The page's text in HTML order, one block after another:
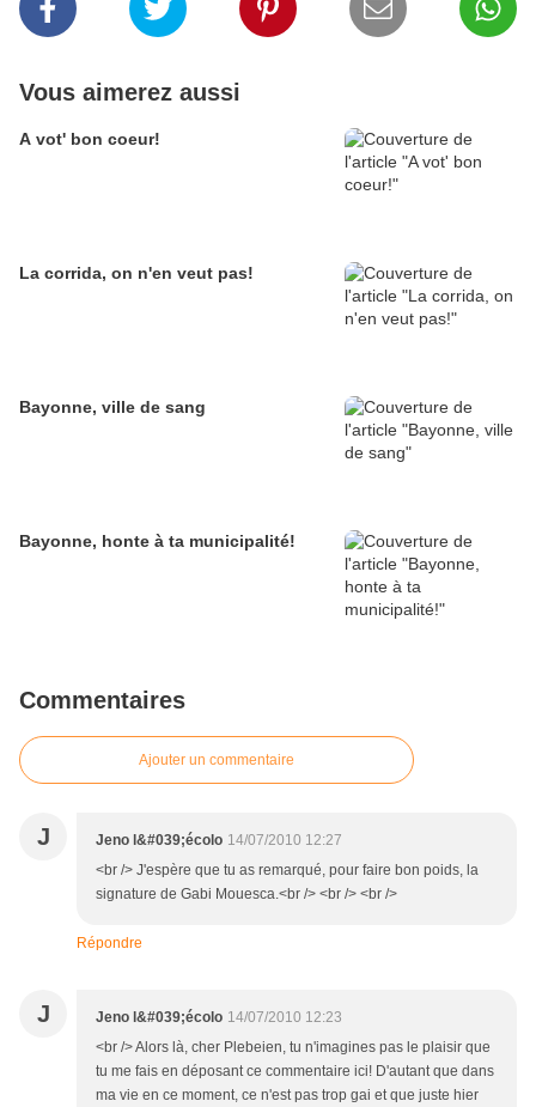
Vous aimerez aussi
A vot' bon coeur!
La corrida, on n'en veut pas!
Bayonne, ville de sang
Bayonne, honte à ta municipalité!
Commentaires
Ajouter un commentaire
J Jeno l&#039;écolo 14/07/2010 12:27
<br /> J'espère que tu as remarqué, pour faire bon poids, la
signature de Gabi Mouesca.<br /> <br /> <br />
Répondre
J Jeno l&#039;écolo 14/07/2010 12:23
<br /> Alors là, cher Plebeien, tu n'imagines pas le plaisir que
tu me fais en déposant ce commentaire ici! D'autant que dans
ma vie en ce moment, ce n'est pas trop gai et que juste hier